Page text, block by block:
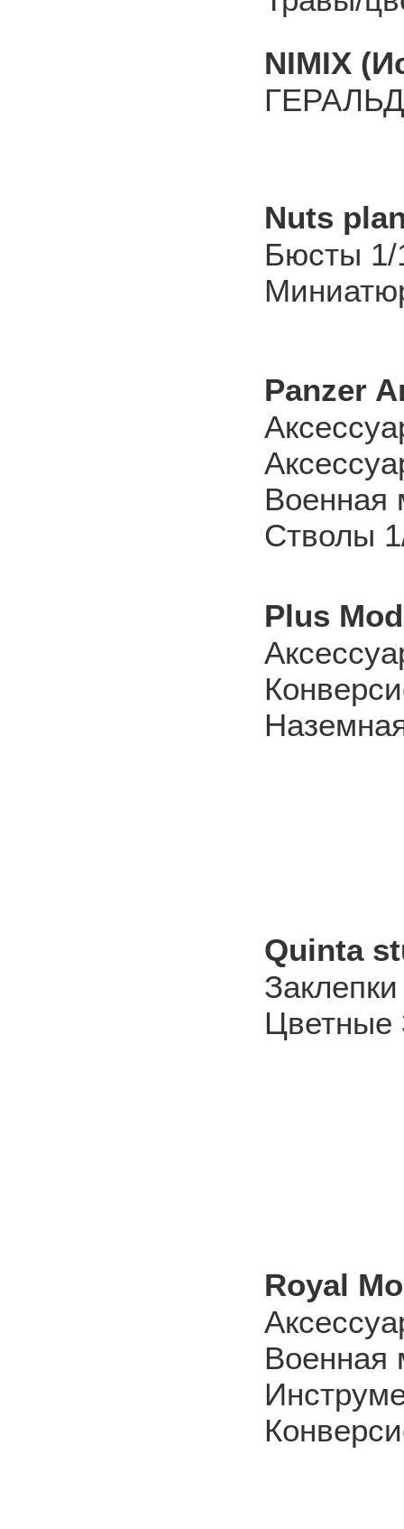
NIMIX
Nuts
Бюсты 1/
Panzer
Военная
Стволы
Plus
Quinta
Заклепки
Цветные
Royal
Военная